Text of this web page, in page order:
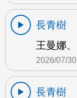
長青樹
王曼娜
2026/07/30
長青樹